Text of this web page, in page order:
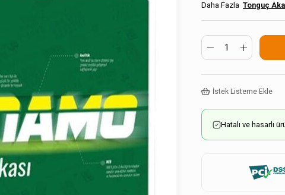
Tonguç
İstek Listeme Ekle
Hatalı ve hasarlı